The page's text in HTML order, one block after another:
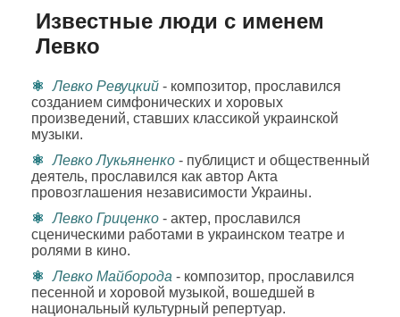
Известные люди с именем
Левко
Левко Ревуцкий - композитор, прославился
созданием симфонических и хоровых
произведений, ставших классикой украинской
музыки.
Левко Лукьяненко - публицист и общественный
деятель, прославился как автор Акта
провозглашения независимости Украины.
Левко Гриценко - актер, прославился
сценическими работами в украинском театре и
ролями в кино.
Левко Майборода - композитор, прославился
песенной и хоровой музыкой, вошедшей в
национальный культурный репертуар.